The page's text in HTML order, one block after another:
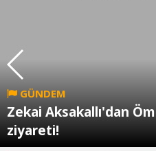
GÜNDEM
Zekai Aksakallı'dan
ziyareti!